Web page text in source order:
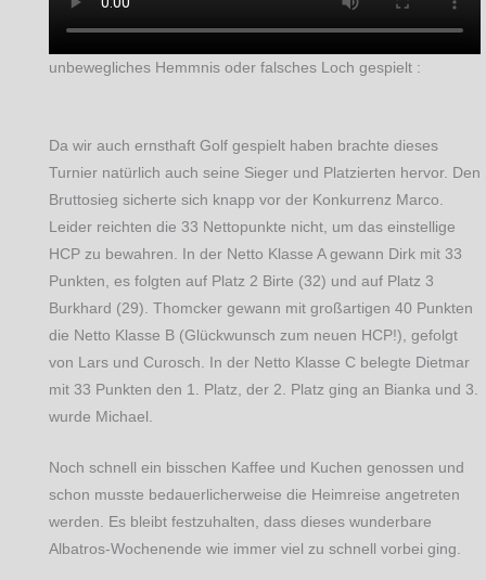
unbewegliches Hemmnis oder falsches Loch gespielt :
Da wir auch ernsthaft Golf gespielt haben brachte dieses
Turnier natürlich auch seine Sieger und Platzierten hervor. Den
Bruttosieg sicherte sich knapp vor der Konkurrenz Marco.
Leider reichten die 33 Nettopunkte nicht, um das einstellige
HCP zu bewahren. In der Netto Klasse A gewann Dirk mit 33
Punkten, es folgten auf Platz 2 Birte (32) und auf Platz 3
Burkhard (29). Thomcker gewann mit großartigen 40 Punkten
die Netto Klasse B (Glückwunsch zum neuen HCP!), gefolgt
von Lars und Curosch. In der Netto Klasse C belegte Dietmar
mit 33 Punkten den 1. Platz, der 2. Platz ging an Bianka und 3.
wurde Michael.
Noch schnell ein bisschen Kaffee und Kuchen genossen und
schon musste bedauerlicherweise die Heimreise angetreten
werden. Es bleibt festzuhalten, dass dieses wunderbare
Albatros-Wochenende wie immer viel zu schnell vorbei ging.